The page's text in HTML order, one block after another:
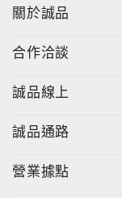
關於誠品
合作洽談
誠品線上
誠品通路
營業據點